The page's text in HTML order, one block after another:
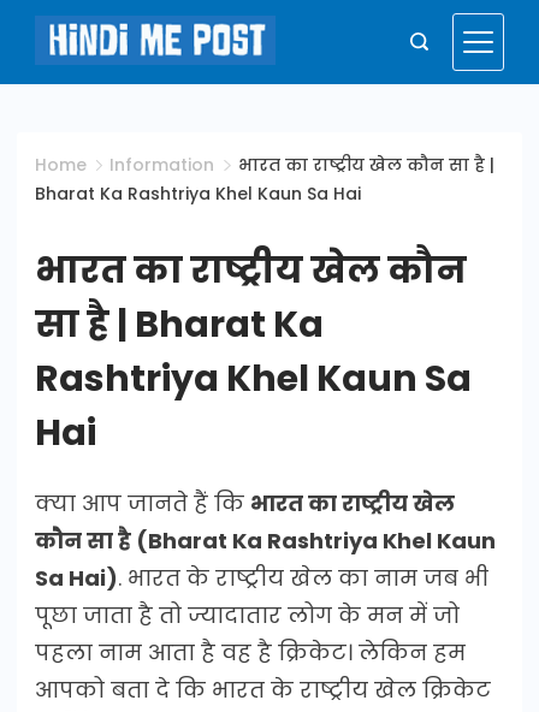
Skip
content
Hindi
Me
Post
Home Information
भारत का राष्ट्रीय खेल कौन सा है |
Bharat Ka Rashtriya Khel Kaun Sa Hai
भारत का राष्ट्रीय खेल कौन
सा है | Bharat Ka
Rashtriya Khel Kaun Sa
Hai
क्या आप जानते हैं कि भारत का राष्ट्रीय खेल
कौन सा है (Bharat Ka Rashtriya Khel Kaun
Sa Hai). भारत के राष्ट्रीय खेल का नाम जब भी
पूछा जाता है तो ज्यादातार लोग के मन में जो
पहला नाम आता है वह है क्रिकेट। लेकिन हम
आपको बता दे कि भारत के राष्ट्रीय खेल क्रिकेट